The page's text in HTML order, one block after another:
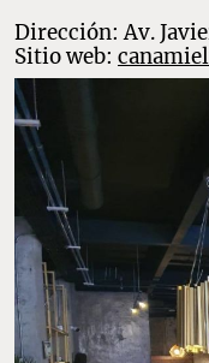
Dirección: Av.
Sitio web: